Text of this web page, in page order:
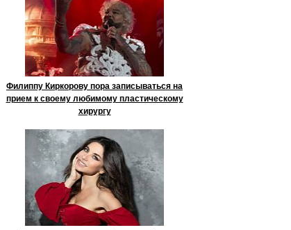
Филиппу Киркорову пора записываться на
прием к своему любимому пластическому
хирургу